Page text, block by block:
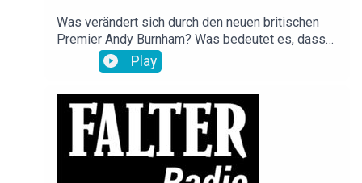
Was verändert sich durch den neuen britischen
Premier Andy Burnham? Was bedeutet es, dass
der Labour-Chef eine deutliche Abkehr vom
Neoliberalismus Margret Thatchers verpricht?
Welche Auswirkungen hat der Machtwechsel in
London für die EU? Raimund Löw diskutiert mit
der Großbritannien-Expertin und Politologin
Melanie Sully, dem langjährigen EU-Ressortchef
der Presse, Wolfgang Böhm, und
Korrespondentin Tessa Szyszkowitz.
Play